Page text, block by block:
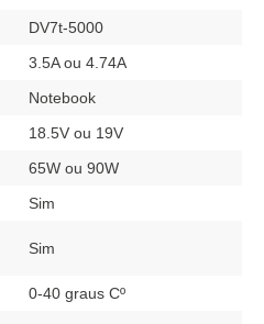
DV7t-5000
3.5A ou 4.74A
Notebook
18.5V ou 19V
65W ou 90W
Sim
Sim
0-40 graus Cº